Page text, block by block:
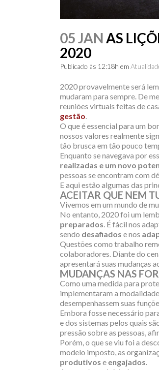
05 JAN AS
2020
Publicado às 12:18h em
2020 provavelmente será
mudaram para sempre. De
reuniões virtuais feitas de
gestão.
O que é essencial para um
nossos valores realmente
tão brusca em tão pouco
Enquanto se navegava por
realizadas e um novo
pessoas se encontram com
E aqui estão algumas das
ACEITAR QUE NEM
Vivemos em um mundo de
No entanto, 2020 foi um
preparados. É fácil nos
sendo desafiados e nos
Questões como trabalho
colaboradores. Diante do
apresentará suas mudanças
MUDANÇAS NAS
Como uma medida para
implementaram a
desempenhassem suas
Embora fosse necessário
e dos sistemas pelos quais
pressão sobre as pessoas,
Porém, o que se viu foi a
modelo imposto, as
produtivos e engajados.